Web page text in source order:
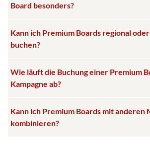
Board besonders?
Kann ich Premium Boards regional
buchen?
Wie läuft die Buchung einer Premium
Kampagne ab?
Kann ich Premium Boards mit anderen
kombinieren?